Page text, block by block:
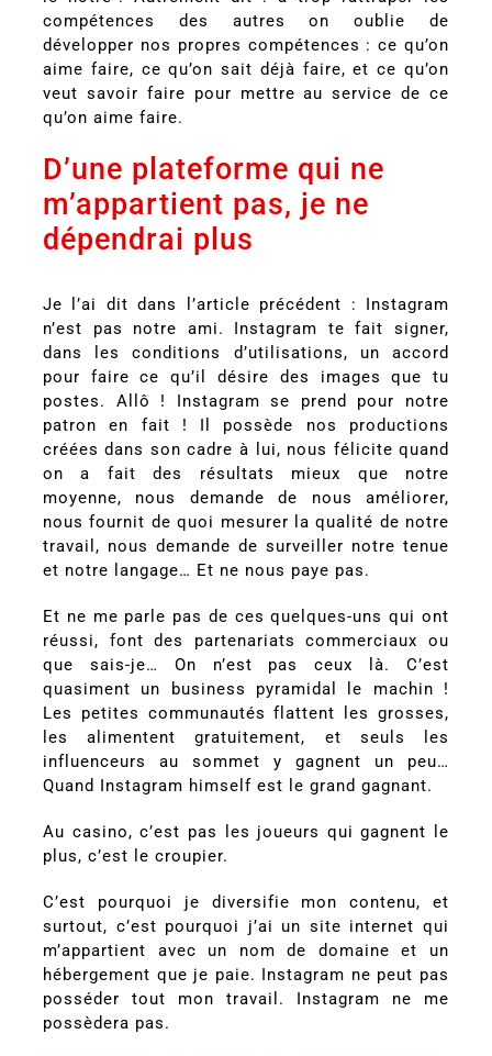
compétences des autres on oublie de
développer nos propres compétences : ce qu’on
aime faire, ce qu’on sait déjà faire, et ce qu’on
veut savoir faire pour mettre au service de ce
qu’on aime faire.
D’une plateforme qui ne
m’appartient pas, je ne
dépendrai plus
Je l’ai dit dans l’article précédent : Instagram
n’est pas notre ami. Instagram te fait signer,
dans les conditions d’utilisations, un accord
pour faire ce qu’il désire des images que tu
postes. Allô ! Instagram se prend pour notre
patron en fait ! Il possède nos productions
créées dans son cadre à lui, nous félicite quand
on a fait des résultats mieux que notre
moyenne, nous demande de nous améliorer,
nous fournit de quoi mesurer la qualité de notre
travail, nous demande de surveiller notre tenue
et notre langage… Et ne nous paye pas.
Et ne me parle pas de ces quelques-uns qui ont
réussi, font des partenariats commerciaux ou
que sais-je… On n’est pas ceux là. C’est
quasiment un business pyramidal le machin !
Les petites communautés flattent les grosses,
les alimentent gratuitement, et seuls les
influenceurs au sommet y gagnent un peu…
Quand Instagram himself est le grand gagnant.
Au casino, c’est pas les joueurs qui gagnent le
plus, c’est le croupier.
C’est pourquoi je diversifie mon contenu, et
surtout, c’est pourquoi j’ai un site internet qui
m’appartient avec un nom de domaine et un
hébergement que je paie. Instagram ne peut pas
posséder tout mon travail. Instagram ne me
possèdera pas.